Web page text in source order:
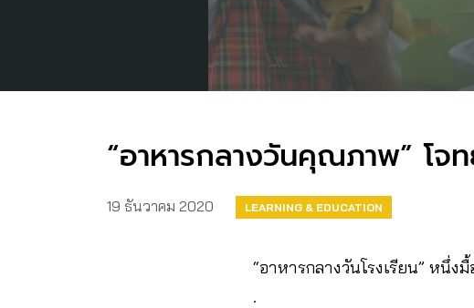
“อาหารกลางวันคุณภาพ” โจท
19 ธันวาคม 2020 LEARNING & EDUCATION
“อาหารกลางวันโรงเรียน” หนึ่ง
.